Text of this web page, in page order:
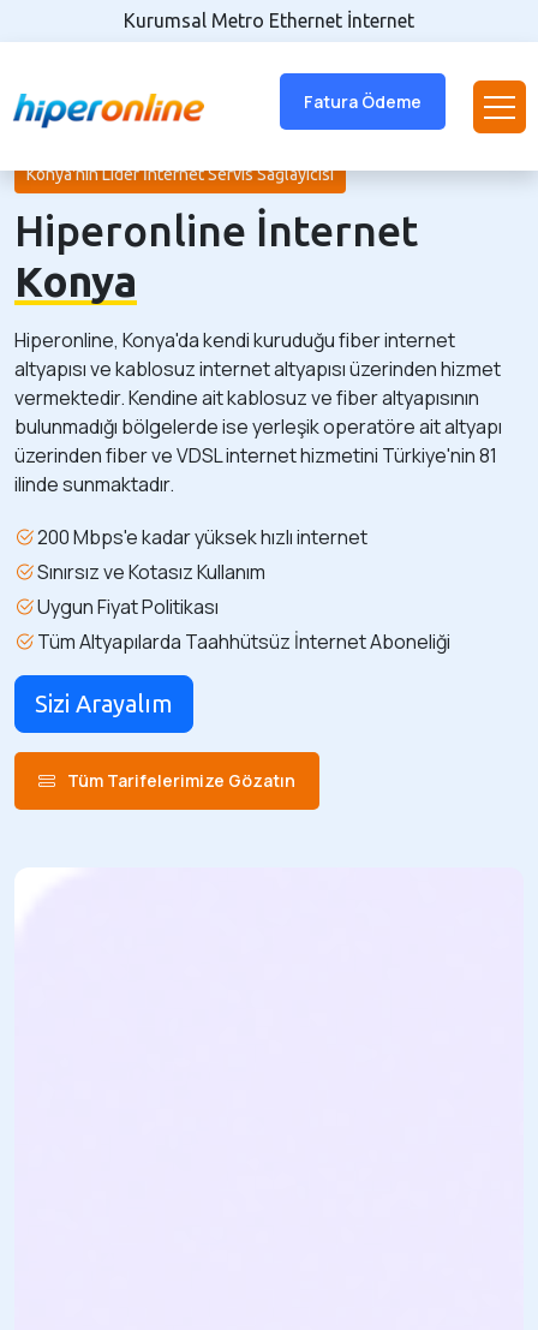
Kurumsal Metro Ethernet İnternet
Fatura Ödeme
Konya'nın Lider İnternet Servis Sağlayıcısı
Hiperonline İnternet
Konya
Hiperonline, Konya'da kendi kuruduğu fiber internet
altyapısı ve kablosuz internet altyapısı üzerinden hizmet
vermektedir. Kendine ait kablosuz ve fiber altyapısının
bulunmadığı bölgelerde ise yerleşik operatöre ait altyapı
üzerinden fiber ve VDSL internet hizmetini Türkiye'nin 81
ilinde sunmaktadır.
200 Mbps'e kadar yüksek hızlı internet
Sınırsız ve Kotasız Kullanım
Uygun Fiyat Politikası
Tüm Altyapılarda Taahhütsüz İnternet Aboneliği
Sizi Arayalım
Tüm Tarifelerimize Gözatın